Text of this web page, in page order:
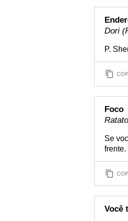
Dori
P.
Foco
Se
frente.
Você